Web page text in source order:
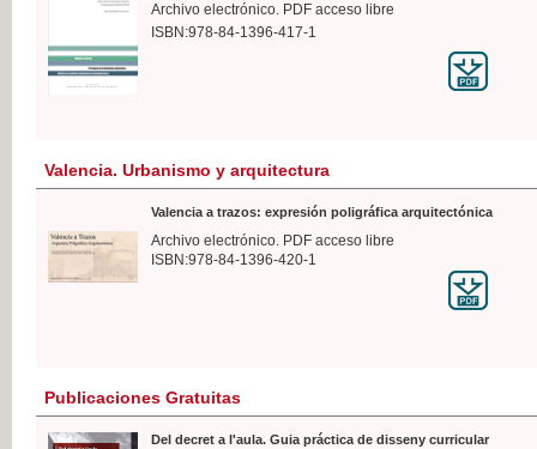
Archivo electrónico. PDF acceso libre
ISBN:978-84-1396-417-1
Valencia. Urbanismo y arquitectura
Valencia a trazos: expresión poligráfica arquitectónica
Archivo electrónico. PDF acceso libre
ISBN:978-84-1396-420-1
Publicaciones Gratuitas
Del decret a l'aula. Guia práctica de disseny curricular